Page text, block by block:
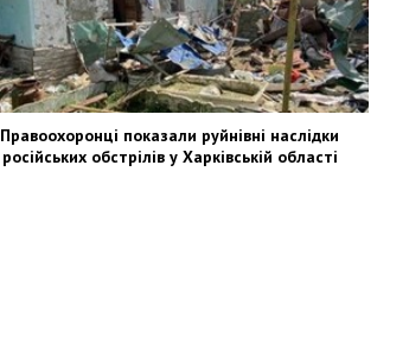
Правоохоронці показали руйнівні наслідки
російських обстрілів у Харківській області